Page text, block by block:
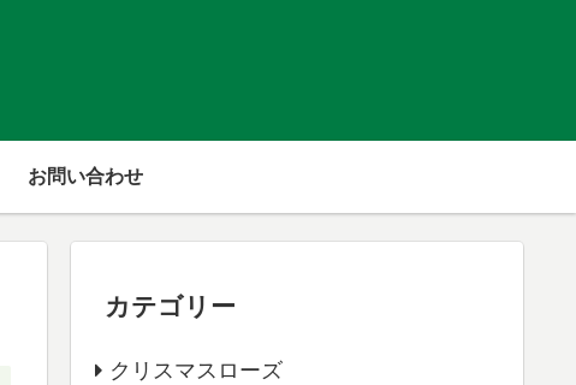
お問い合わせ
カテゴリー
クリスマスローズ